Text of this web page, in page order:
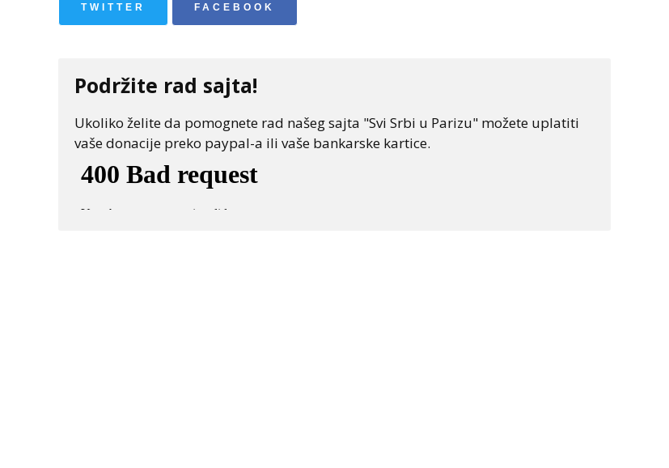
TWITTER FACEBOOK
Podržite rad sajta!
Ukoliko želite da pomognete rad našeg sajta "Svi Srbi u Parizu" možete uplatiti
vaše donacije preko paypal-a ili vaše bankarske kartice.